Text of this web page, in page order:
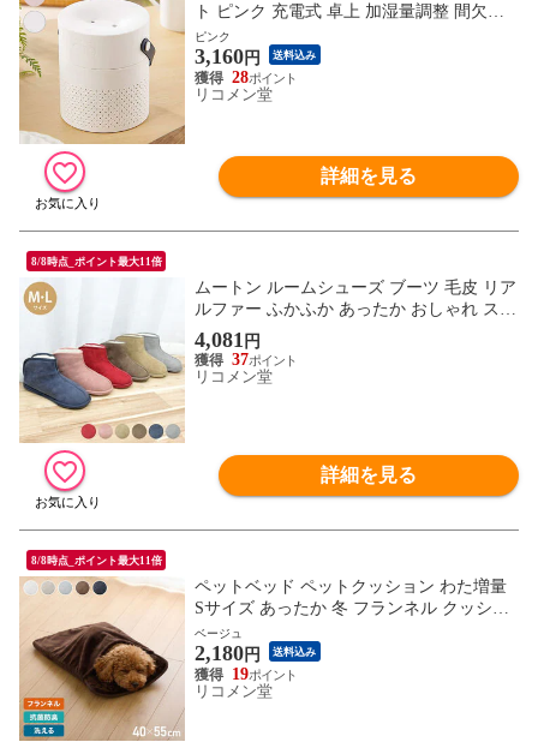
ト ピンク 充電式 卓上 加湿量調整 間欠機
能 自動停止機能 LEDライト付き
ピンク
3,160円 送料込み
28
リコメン堂
詳細を見る
8/8時点_ポイント最大11倍
ムートン ルームシューズ ブーツ 毛皮 リア
ルファー ふかふか あったか おしゃれ スリ
ッパ 天然素材 大人気 室内用 かわいい 淡
い 北欧 韓国インテリア 冬 冬用 ギフト プ
レゼント 新生活
4,081 円
37
リコメン堂
詳細を見る
8/8時点_ポイント最大11倍
ペットベッド ペットクッション わた増量
Sサイズ あったか 冬 フランネル クッショ
ン 布団 ペット布団 寝袋 抗菌防臭 低ホル
ムアルデヒド 洗えるベッド 犬 猫 ペット
ベッド おしゃれ 暖かい 保温
ベージュ
2,180円 送料込み
19
リコメン堂